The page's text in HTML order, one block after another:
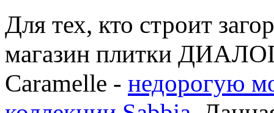
Для тех, кто строит
магазин плитки
Caramelle - недорогую